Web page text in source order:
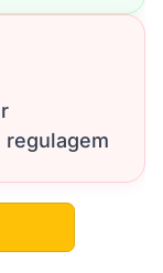
regulagem